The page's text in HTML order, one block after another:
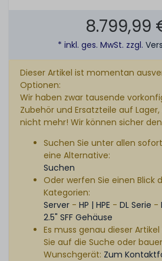
8.799,99
* inkl. ges. MwSt. zzgl.
Dieser Artikel ist momentan
Optionen:
Wir haben zwar tausende
Zubehör und Ersatzteile auf
nicht mehr! Wir können sicher
Suchen Sie unter allen
eine Alternative:
Suchen
Oder werfen Sie einen Blick
Kategorien:
Server- HP | HPE - DL Serie -
2.5" SFF Gehäuse
Es muss genau dieser
Sie auf die Suche oder
Wunschgerät: Zum